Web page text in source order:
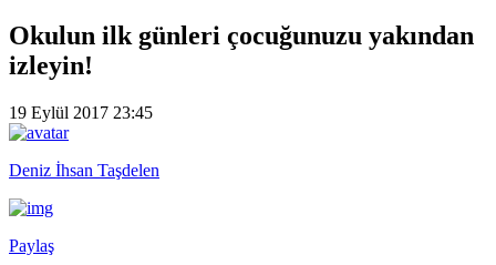
Okulun ilk günleri çocuğunuzu yakından
izleyin!
19 Eylül 2017 23:45
Deniz İhsan Taşdelen
Paylaş